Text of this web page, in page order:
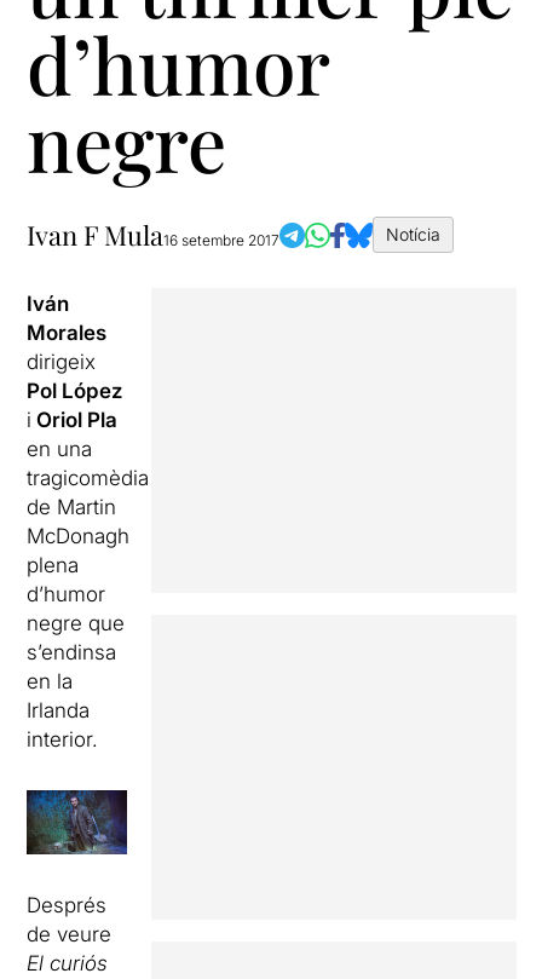
d’humor
negre
Ivan F Mula16 setembre 2017 Notícia
Iván
Morales
dirigeix
Pol López
i Oriol Pla
en una
tragicomèdia
de Martin
McDonagh
plena
d’humor
negre que
s’endinsa
en la
Irlanda
interior.
Després
de veure
El curiós